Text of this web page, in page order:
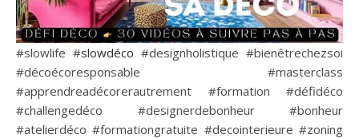
#slowlife #slowdéco #designholistique #bienêtrechezsoi
#décoécoresponsable #masterclass
#apprendreadécorerautrement #formation #défidéco
#challengedéco #designerdebonheur #bonheur
#atelierdéco #formationgratuite #decointerieure #zoning